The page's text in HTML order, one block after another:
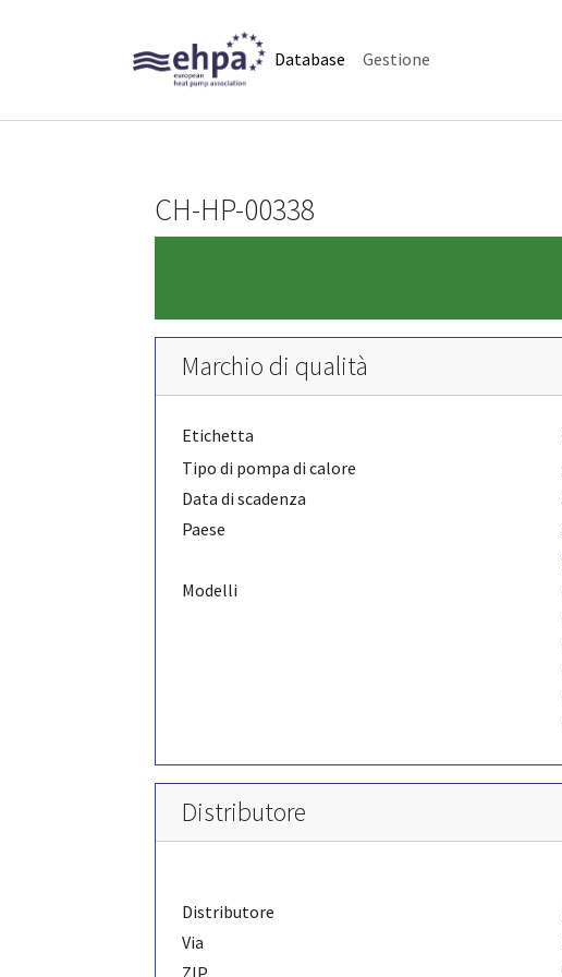
Database(current)
Gestione
CH-HP-00338
Marchio di qualità
Etichetta
Tipo di pompa di calore
Data di scadenza
Paese
Modelli
Distributore
Distributore
Via
ZIP